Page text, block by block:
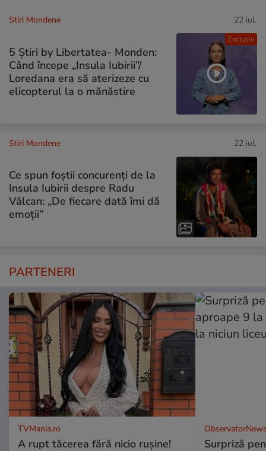
Exclusiv
Stiri Mondene 22 iul.
5 Știri by Libertatea- Monden:
Când începe „Insula Iubirii”/
Loredana era să aterizeze cu
elicopterul la o mănăstire
Stiri Mondene 22 iul.
Ce spun foștii concurenți de la
Insula Iubirii despre Radu
Vâlcan: „De fiecare dată îmi dă
emoții”
PARTENERI
TVMania.ro
A rupt tăcerea fără nicio rușine!
Surpriză